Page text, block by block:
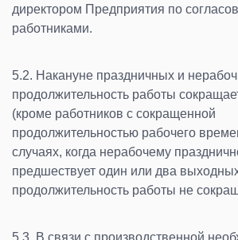
директором Предприятия по
работниками.
5.2. Накануне праздничных и
продолжительность работы
(кроме работников с сокращенной
продолжительностью рабочего
случаях, когда нерабочему
предшествует один или два
продолжительность работы не
5.3. В связи с производственной